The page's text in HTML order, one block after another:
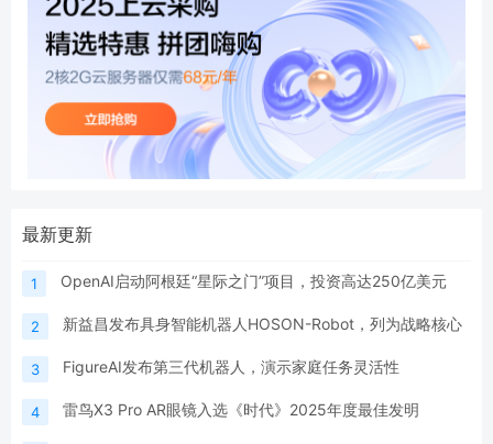
最新更新
1 OpenAI启动阿根廷“星际之门”项目，投资高达250亿美元
2 新益昌发布具身智能机器人HOSON-Robot，列为战略核心
3 FigureAI发布第三代机器人，演示家庭任务灵活性
4 雷鸟X3 Pro AR眼镜入选《时代》2025年度最佳发明